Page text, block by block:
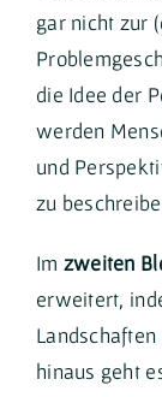
gar nicht zur
die Idee der
werden
und
zu
Im zweiten
erweitert,
hinaus geht